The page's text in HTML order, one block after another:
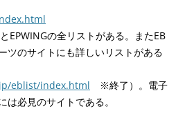
EPWINGの全リストがある。またEB
ツのサイトにも詳しいリストがある
eblist/index.html ※終了）。電子
必見のサイトである。